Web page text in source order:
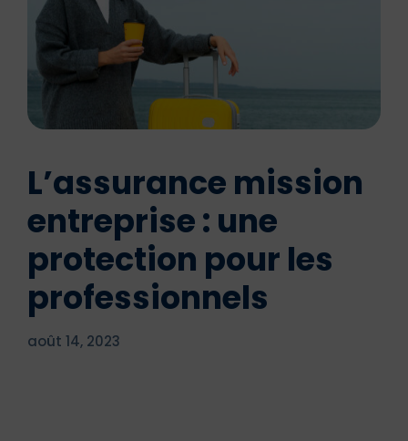
L’assurance mission
entreprise : une
protection pour les
professionnels
août 14, 2023